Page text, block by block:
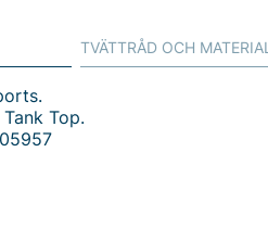
Top.
TVÄTTRÅD OCH MATERIAL